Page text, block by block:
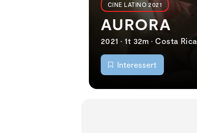
CINE LATINO 2021
AURORA
2021 • 1t 32m • Costa Rica
Interessert